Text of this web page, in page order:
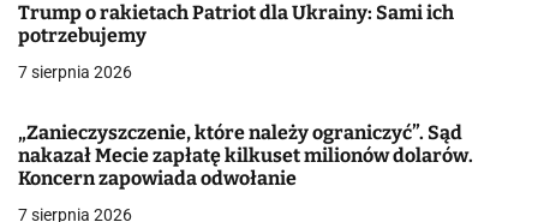
a
w
i
s
Trump o rakietach Patriot dla Ukrainy: Sami ich
potrzebujemy
7 sierpnia 2026
„Zanieczyszczenie, które należy ograniczyć”. Sąd
nakazał Mecie zapłatę kilkuset milionów dolarów.
Koncern zapowiada odwołanie
7 sierpnia 2026